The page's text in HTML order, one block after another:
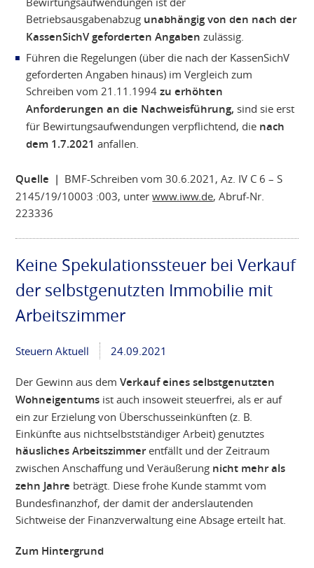
Betriebsausgabenabzug unabhängig von den nach der
KassenSichV geforderten Angaben zulässig.
Führen die Regelungen (über die nach der KassenSichV
geforderten Angaben hinaus) im Vergleich zum
Schreiben vom 21.11.1994zu erhöhten
Anforderungen an die Nachweisführung, sind sie erst
für Bewirtungsaufwendungen verpflichtend, die nach
dem 1.7.2021 anfallen.
Quelle | BMF-Schreiben vom 30.6.2021, Az. IV C 6 – S
2145/19/10003 :003, unterwww.iww.de, Abruf-Nr.
223336
Keine Spekulationssteuer bei Verkauf
der selbstgenutzten Immobilie mit
Arbeitszimmer
Steuern Aktuell 24.09.2021
Der Gewinn aus demVerkauf eines selbstgenutzten
Wohneigentums ist auch insoweit steuerfrei, als er auf
ein zur Erzielung von Überschusseinkünften (z. B.
Einkünfte aus nichtselbstständiger Arbeit) genutztes
häusliches Arbeitszimmerentfällt und der Zeitraum
zwischen Anschaffung und Veräußerung nicht mehr als
zehn Jahre beträgt. Diese frohe Kunde stammt vom
Bundesfinanzhof, der damit der anderslautenden
Sichtweise der Finanzverwaltung eine Absage erteilt hat.
Zum Hintergrund